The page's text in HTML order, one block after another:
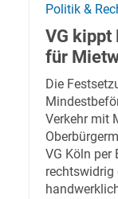
Politik &
VG
für
Die
Verkehr mit
VG Köln per
rechtswidrig